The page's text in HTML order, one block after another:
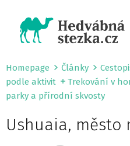
Homepage Články
podle aktivit
Trekování v
parky a přírodní skvosty
Ushuaia, město